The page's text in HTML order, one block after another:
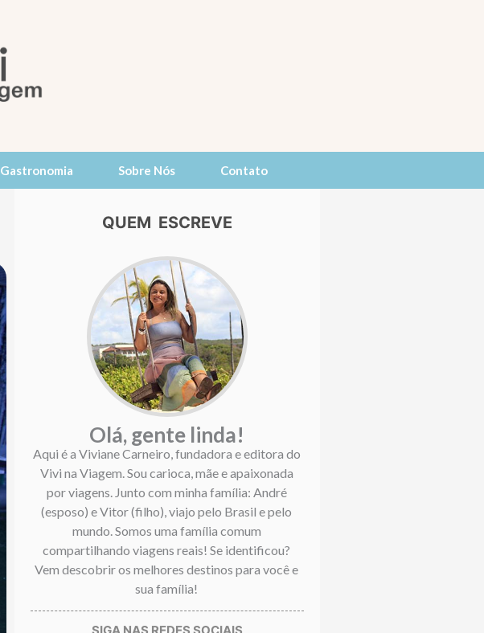
Gastronomia Sobre Nós Contato
QUEM ESCREVE
Olá, gente linda!
Aqui é a Viviane Carneiro, fundadora e editora do
Vivi na Viagem. Sou carioca, mãe e apaixonada
por viagens. Junto com minha família: André
(esposo) e Vitor (filho), viajo pelo Brasil e pelo
mundo. Somos uma família comum
compartilhando viagens reais! Se identificou?
Vem descobrir os melhores destinos para você e
sua família!